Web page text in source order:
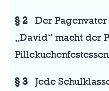
§ 2 Der Pagenvater
„David“ macht der
§ 3
Jede